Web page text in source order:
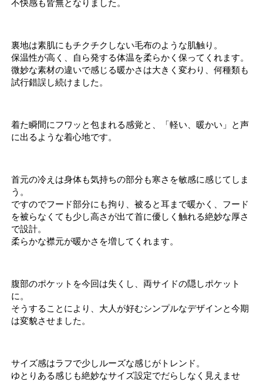
不快感も皆無となりました。
裏地は素肌にもチクチクしない毛布のような肌触り。
保温性が高く、自ら発する体温を柔らかく保ってくれます。
微妙な素材の違いで感じる暖かさは大きく変わり、何種類も
試行錯誤し続けました。
着た瞬間にフワッと包まれる感覚と、「軽い、暖かい」と声
に出るような着心地です。
首元の冷えは身体も気持ちの部分も寒さを敏感に感じてしま
う。
ですのでフード部分にも拘り、被ると耳まで暖かく、フード
を被らなくても少し高さが出て首に優しく触れる絶妙な厚さ
で設計。
柔らかな襟元が暖かさを増してくれます。
腹部のポケットを今回は失くし、両サイドの隠しポケット
に。
そうすることにより、大人が好むシンプルなデザインと今期
は変貌させました。
サイズ感はラフで少しルーズな感じがトレンド。
ゆとりある感じも絶妙なサイズ設定でだらしなく見えませ